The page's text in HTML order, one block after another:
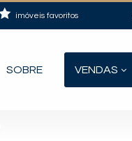
imóveis favoritos
SOBRE VENDAS